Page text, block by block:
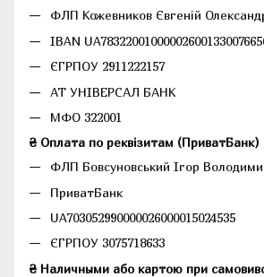
ФЛП Кожевников Євгеній
IBAN
ЄГРПОУ 2911222157
АТ УНІВЕРСАЛ БАНК
МФО 322001
₴ Оплата по реквізитам (ПриватБанк)
ФЛП Бовсуновський Ігор
ПриватБанк
UA703052990000026000015024535
ЄГРПОУ 3075718633
₴ Наличными або картою при